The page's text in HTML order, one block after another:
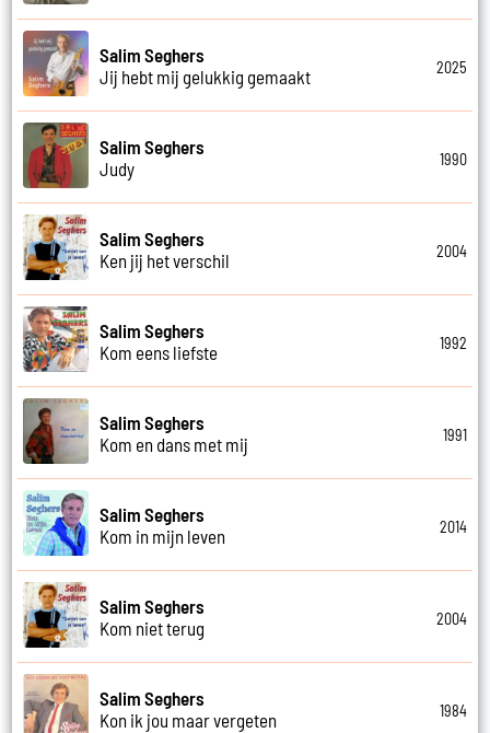
Salim Seghers
Jij hebt mij gelukkig gemaakt
2025
Salim Seghers
Judy
1990
Salim Seghers
Ken jij het verschil
2004
Salim Seghers
Kom eens liefste
1992
Salim Seghers
Kom en dans met mij
1991
Salim Seghers
Kom in mijn leven
2014
Salim Seghers
Kom niet terug
2004
Salim Seghers
Kon ik jou maar vergeten
1984